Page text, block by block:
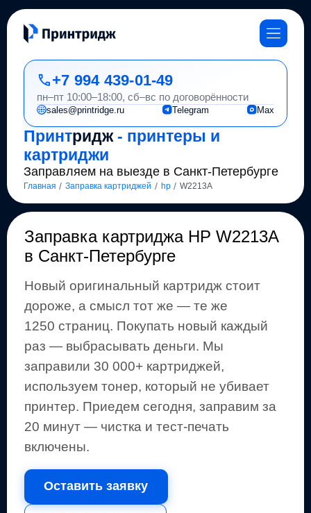
Принтридж- принтеры и
картриджи
Заправляем на выезде в Санкт-Петербурге
Главная / Заправка картриджей / hp / W2213A
+7 994 439-01-49
пн–пт 10:00–18:00, сб–вс по договорённости
sales@printridge.ru Telegram Max
Заправка картриджа HP W2213A
в Санкт-Петербурге
Новый оригинальный картридж стоит
дороже, а смысл тот же — те же
1250 страниц. Покупать новый каждый
раз — выбрасывать деньги. Мы
заправили 30 000+ картриджей,
используем тонер, который не убивает
принтер. Приедем сегодня, заправим за
20 минут — чистка и тест-печать
включены.
Оставить заявку